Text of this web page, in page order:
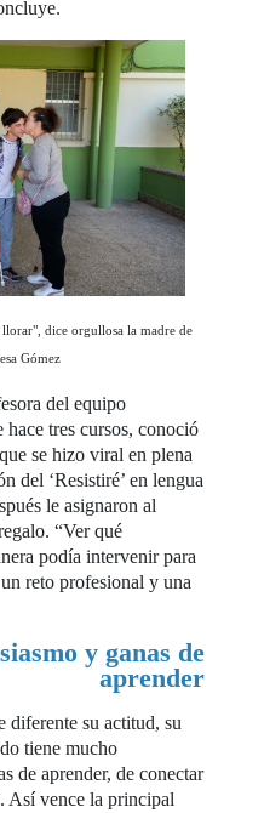
llorar", dice orgullosa la madre de
Gómez
del equipo
tres cursos, conoció
se hizo viral en plena
del ‘Resistiré’ en lengua
le asignaron al
“Ver qué
podía intervenir para
reto profesional y una
y ganas de
aprender
diferente su actitud, su
tiene mucho
de aprender, de conectar
Así vence la principal